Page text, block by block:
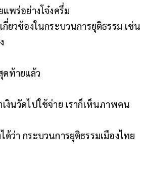
พร่อย่างโจ๋งครึ่ม
ยวข้องในกระบวนการยุติธรรม เช่น
ดท้ายแล้ว
งินวัดไปใช้จ่าย เราก็เห็นภาพคน
ว่า กระบวนการยุติธรรมเมืองไทย